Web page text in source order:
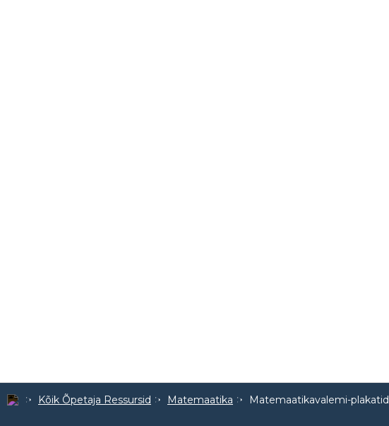
Kõik Õpetaja Ressursid Matemaatika Matemaatikavalemi-plakatid